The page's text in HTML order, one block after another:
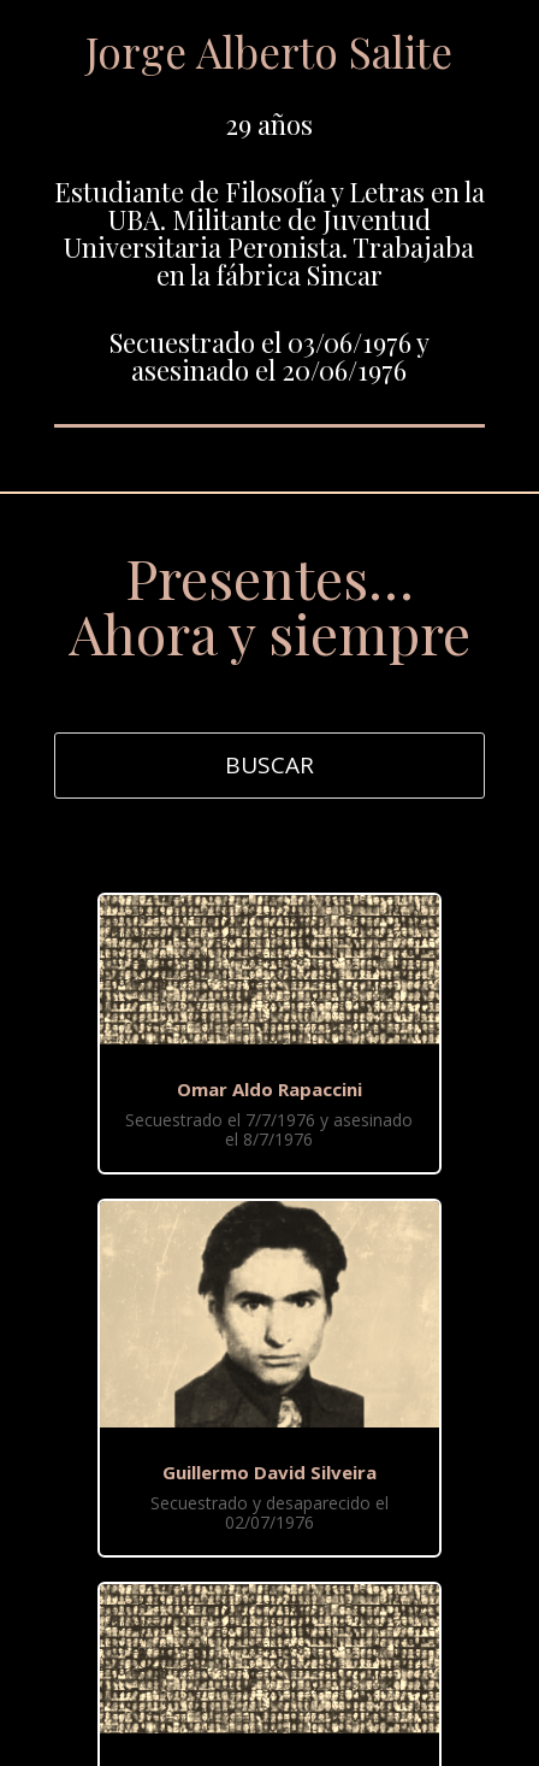
Jorge Alberto Salite
29 años
Estudiante de Filosofía y Letras en la
UBA. Militante de Juventud
Universitaria Peronista. Trabajaba
en la fábrica Sincar
Secuestrado el 03/06/1976 y
asesinado el 20/06/1976
Presentes…
Ahora y siempre
Omar Aldo Rapaccini
Secuestrado el 7/7/1976 y asesinado
el 8/7/1976
Guillermo David Silveira
Secuestrado y desaparecido el
02/07/1976